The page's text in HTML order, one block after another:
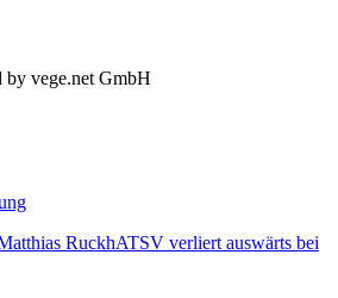
vege.net GmbH
RuckhATSV verliert auswärts bei